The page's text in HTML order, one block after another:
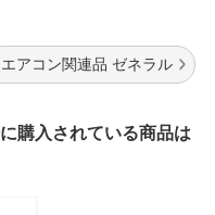
エアコン関連品 ゼネラル
購入されている商品は